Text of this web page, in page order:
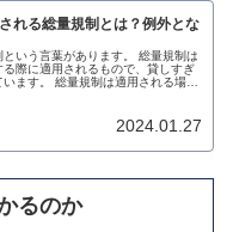
れる総量規制とは？例外とな
いう言葉があります。 総量規制は
際に適用されるもので、貸しすぎ
ます。 総量規制は適用される場合
2024.01.27
るのか